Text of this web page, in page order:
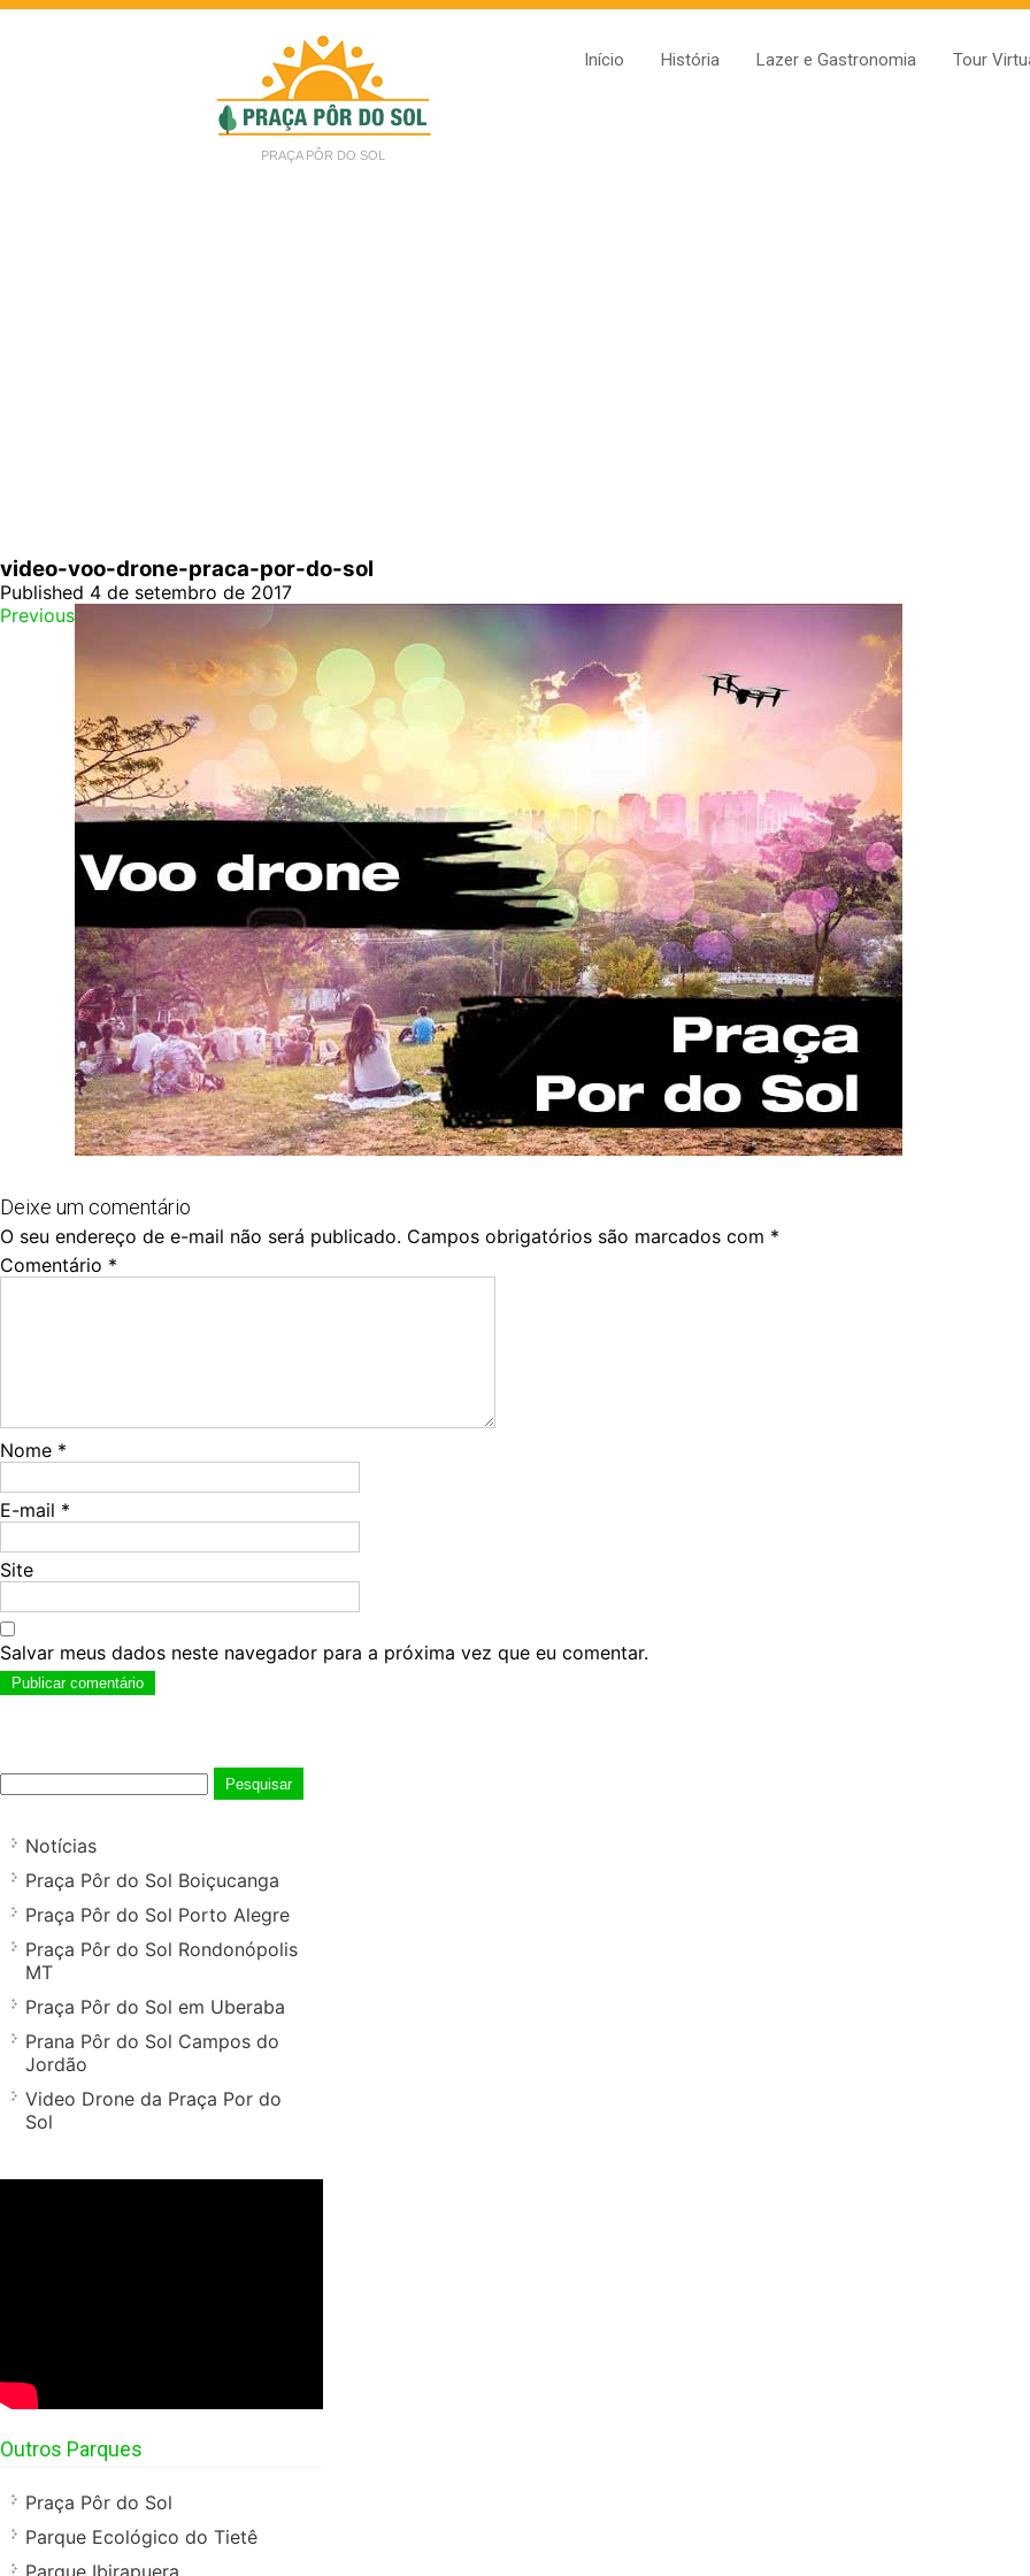
PRAÇA PÔR DO SOL
Início História Lazer e Gastronomia Tour
video-voo-drone-praca-por-do-sol
Published 4 de setembro de 2017
Previous
Deixe um comentário
O seu endereço de e-mail não será publicado. Campos obrigatórios são marcados com *
Comentário *
Nome *
E-mail *
Site
Salvar meus dados neste navegador para a próxima vez que eu comentar.
Pesquisar
por:
Notícias
Praça Pôr do Sol Boiçucanga
Praça Pôr do Sol Porto Alegre
Praça Pôr do Sol Rondonópolis
MT
Praça Pôr do Sol em Uberaba
Prana Pôr do Sol Campos do
Jordão
Video Drone da Praça Por do
Sol
Outros Parques
Praça Pôr do Sol
Parque Ecológico do Tietê
Parque Ibirapuera